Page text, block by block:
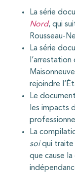
La série
Nord, qui
Rousseau-
La série
rejoindre
Le
les impacts
La
soiqui traite
que cause